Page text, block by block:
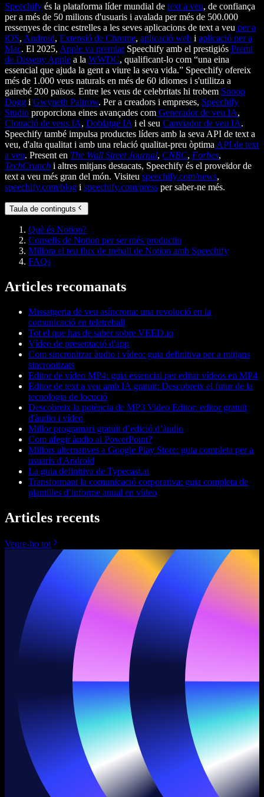
Speechify és la plataforma líder mundial de text a veu, de confiança
per a més de 50 milions d'usuaris i avalada per més de 500.000
ressenyes de cinc estrelles a les seves aplicacions de text a veu per a
iOS, Android, Extensió de Chrome, aplicació web i aplicació per a
Mac. El 2025, Apple va premiarSpeechify amb el prestigiós Premi
de Disseny Apple a la WWDC, qualificant-lo com “una eina
essencial que ajuda la gent a viure la seva vida.” Speechify ofereix
més de 1.000 veus naturals en més de 60 idiomes i s'utilitza a
gairebé 200 països. Entre les veus de celebritats hi trobem Snoop
Dogg i Gwyneth Paltrow. Per a creadors i empreses, Speechify
Studio proporciona eines avançades com Generador de veu IA,
Clonació de veus IA, Doblatge IA i el seu Canviador de veu IA.
Speechify també impulsa productes líders amb la seva API de text a
veu, d'alta qualitat i amb una relació qualitat-preu òptima API de text
a veu. Present en The Wall Street Journal, CNBC, Forbes,
TechCrunch i altres mitjans destacats, Speechify és el proveïdor de
text a veu més gran del món. Visiteu speechify.com/news,
speechify.com/blog i speechify.com/press per saber-ne més.
Taula de continguts
Què és Notion?
Consells de Notion per ser més productiu
Millora el teu flux de treball de Notion amb Speechify
FAQs
Articles recomanats
Missatgeria de veu asíncrona: una revolució en la
comunicació en teletreball
Tot el que has de saber sobre VEED.io
Vídeo de presentació d'app
Com sincronitzar àudio i vídeo: guia definitiva per a mitjans
sincronitzats
Editor de vídeo MP4: guia essencial per editar vídeos en MP4
Editor de text a veu amb IA gratuït: Descobreix el futur de la
tecnologia de locució
Descobreix la potència de MP3 Video Editor: editor gratuït
d'àudio i vídeo
Millor programari gratuït d’edició d’àudio
Com afegir àudio al PowerPoint?
Millors alternatives a Google Play Store: guia completa per a
usuaris d'Android
La guia definitiva de Typecast.ai
Transformant la comunicació corporativa: guia completa de
plantilles d’informe anual en vídeo
Articles recents
Veure-ho tot